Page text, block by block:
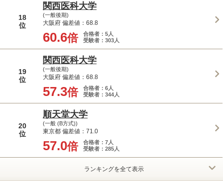
18
位
関西医科大学
(一般後期)
大阪府 偏差値：68.8
60.6倍
合格者：5人
受験者：303人
19
位
関西医科大学
(一般後期)
大阪府 偏差値：68.8
57.3倍
合格者：6人
受験者：344人
20
位
順天堂大学
(一般 (B方式))
東京都 偏差値：71.0
57.0倍
合格者：7人
受験者：285人
ランキングを全て表示